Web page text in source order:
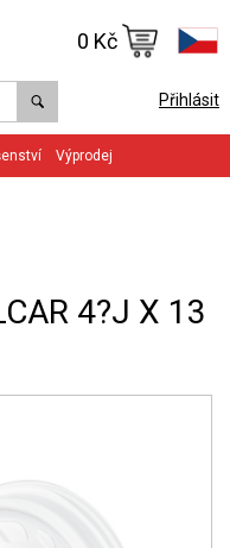
Přihlásit
0 Kč
Výprodej
4?J X 13